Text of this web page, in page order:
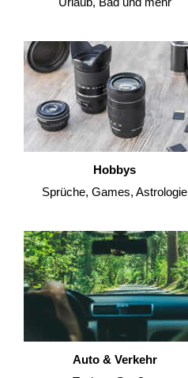
Hobbys
Sprüche, Games, Astrologie
Auto & Verkehr